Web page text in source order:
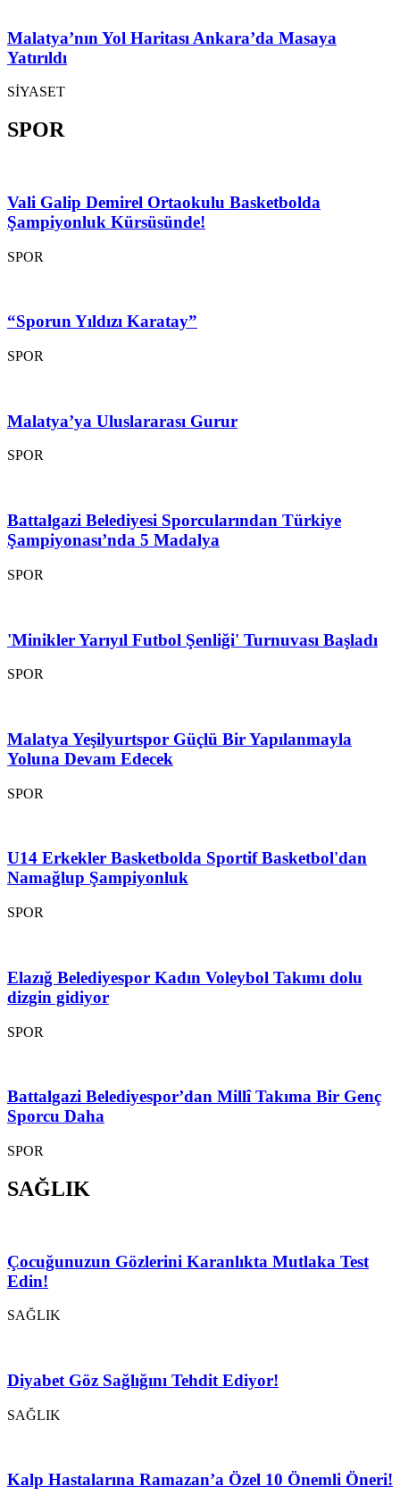
Malatya’nın Yol Haritası Ankara’da Masaya
Yatırıldı
SİYASET
SPOR
Vali Galip Demirel Ortaokulu Basketbolda
Şampiyonluk Kürsüsünde!
SPOR
“Sporun Yıldızı Karatay”
SPOR
Malatya’ya Uluslararası Gurur
SPOR
Battalgazi Belediyesi Sporcularından Türkiye
Şampiyonası’nda 5 Madalya
SPOR
'Minikler Yarıyıl Futbol Şenliği' Turnuvası Başladı
SPOR
Malatya Yeşilyurtspor Güçlü Bir Yapılanmayla
Yoluna Devam Edecek
SPOR
U14 Erkekler Basketbolda Sportif Basketbol'dan
Namağlup Şampiyonluk
SPOR
Elazığ Belediyespor Kadın Voleybol Takımı dolu
dizgin gidiyor
SPOR
Battalgazi Belediyespor’dan Millî Takıma Bir Genç
Sporcu Daha
SPOR
SAĞLIK
Çocuğunuzun Gözlerini Karanlıkta Mutlaka Test
Edin!
SAĞLIK
Diyabet Göz Sağlığını Tehdit Ediyor!
SAĞLIK
Kalp Hastalarına Ramazan’a Özel 10 Önemli Öneri!